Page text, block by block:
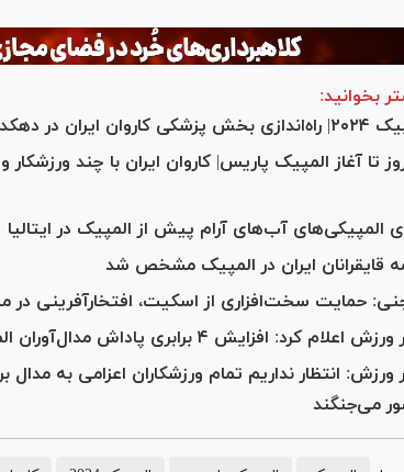
بخوانید:
کاروان ایران در دهکده
روز تا آغاز المپیک پاریس| کاروان ایران با چند
المپیکی‌های آب‌های آرام پیش از المپیک در ایتالیا
قایقرانان ایران در المپیک مشخص شد
حمایت سخت‌افزاری از اسکیت، افتخارآفرینی در
اعلام کرد: افزایش ۴ برابری پاداش مدال‌آوران المپیک
ورزش: انتظار نداریم تمام ورزشکاران اعزامی به مدال
می‌جنگند